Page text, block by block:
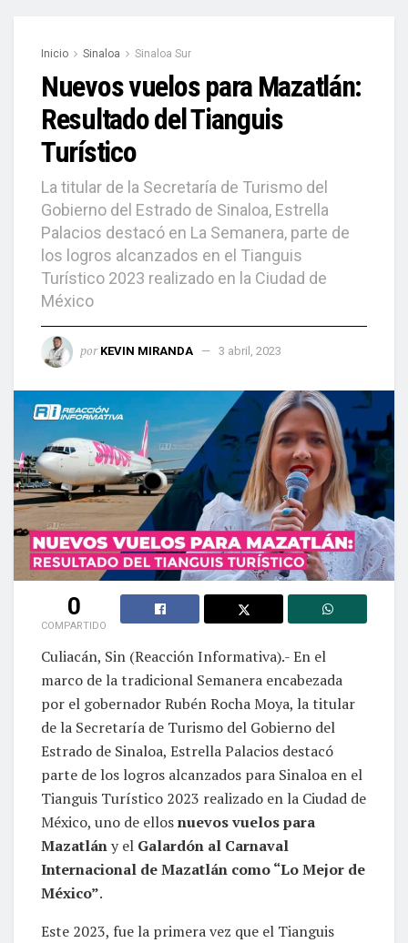
Inicio Sinaloa Sinaloa Sur
Nuevos vuelos para Mazatlán:
Resultado del Tianguis
Turístico
La titular de la Secretaría de Turismo del
Gobierno del Estrado de Sinaloa, Estrella
Palacios destacó en La Semanera, parte de
los logros alcanzados en el Tianguis
Turístico 2023 realizado en la Ciudad de
México
por KEVIN MIRANDA 3 abril, 2023
0
COMPARTIDO
Culiacán, Sin (Reacción Informativa).- En el
marco de la tradicional Semanera encabezada
por el gobernador Rubén Rocha Moya, la titular
de la Secretaría de Turismo del Gobierno del
Estrado de Sinaloa, Estrella Palacios destacó
parte de los logros alcanzados para Sinaloa en el
Tianguis Turístico 2023 realizado en la Ciudad de
México, uno de ellosnuevos vuelos para
Mazatlány el Galardón al Carnaval
Internacional de Mazatlán como “Lo Mejor de
México”.
Este 2023, fue la primera vez que el Tianguis